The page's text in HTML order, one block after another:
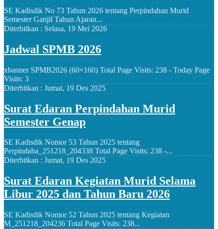
SE Kadisdik No 73 Tahun 2026 tentang Perpindahan Murid
Semester Ganjil Tahun Ajaran...
Diterbitkan : Selasa, 19 Mei 2026
Jadwal SPMB 2026
xbanner SPMB2026 (60×160) Total Page Visits: 238 - Today Page
Visits: 3
Diterbitkan : Jumat, 19 Des 2025
Surat Edaran Perpindahan Murid
Semester Genap
SE Kadisdik Nomor 53 Tahun 2025 tentang
Perpindaha_251218_204338 Total Page Visits: 238 -...
Diterbitkan : Jumat, 19 Des 2025
Surat Edaran Kegiatan Murid Selama
Libur 2025 dan Tahun Baru 2026
SE Kadisdik Nomor 52 Tahun 2025 tentang Kegiatan
M_251218_204236 Total Page Visits: 238...